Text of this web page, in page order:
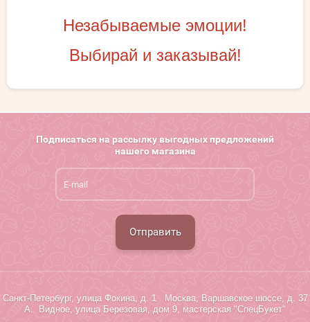
Незабываемые эмоции!
Выбирай и заказывай!
Подписаться на рассылку выгодных предложений
нашего магазина
Отправить
Санкт-Петербург, улица Фокина, д. 1 Москва, Варшавское шоссе, д. 37
А. Видное, улица Березовая, дом 9, мастерская "СпецБукет"